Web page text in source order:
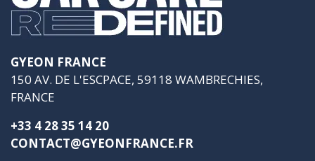
GYEON FRANCE
150 AV. DE L'ESCPACE, 59118 WAMBRECHIES,
FRANCE
+33 4 28 35 14 20
CONTACT@GYEONFRANCE.FR